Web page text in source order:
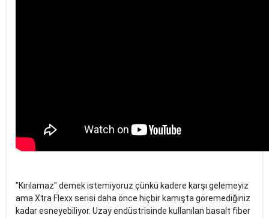
"Kırılamaz" demek istemiyoruz çünkü kadere karşı gelemeyiz
ama Xtra Flexx serisi daha önce hiçbir kamışta göremediğiniz
kadar esneyebiliyor. Uzay endüstrisinde kullanılan basalt fiber